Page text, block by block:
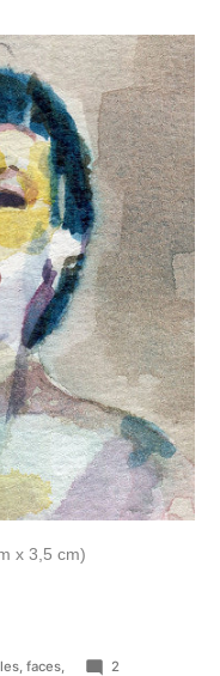
x 3,5 cm)
faces,
2